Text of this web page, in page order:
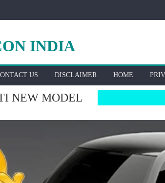
INDIA
US DISCLAIMER HOME
NEW MODEL